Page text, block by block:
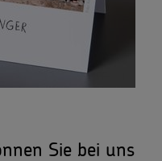
Sie bei uns